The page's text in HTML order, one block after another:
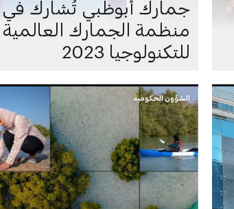
جمارك أبوظبي تُشارك في
منظمة الجمارك العالمية
للتكنولوجيا 2023
الشؤون الحكومية